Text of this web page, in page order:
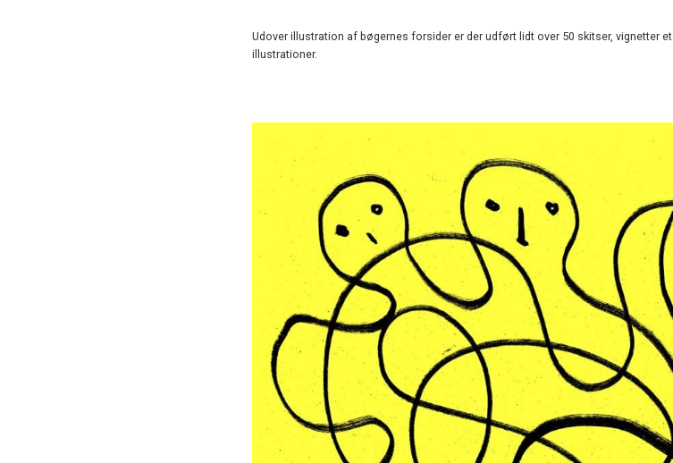
Udover illustration af bøgernes forsider er der udført lidt over 50 skitser, vignetter
illustrationer.